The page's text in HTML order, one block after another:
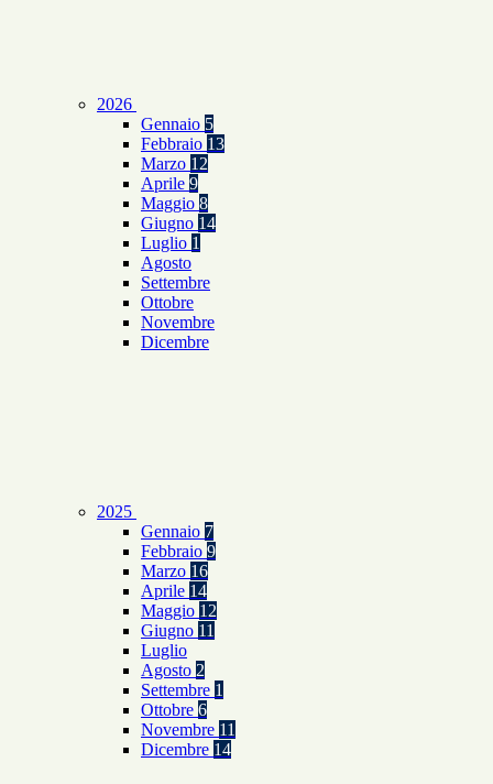
2026
Gennaio 5
Febbraio 13
Marzo 12
Aprile 9
Maggio 8
Giugno 14
Luglio 1
Agosto
Settembre
Ottobre
Novembre
Dicembre
2025
Gennaio 7
Febbraio 9
Marzo 16
Aprile 14
Maggio 12
Giugno 11
Luglio
Agosto 2
Settembre 1
Ottobre 6
Novembre 11
Dicembre 14